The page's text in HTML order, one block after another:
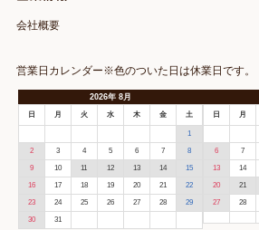
会社概要
営業日カレンダー※色のついた日は休業日です。
2026年 8月
日 月 火 水 木 金 土
1
2 3 4 5 6 7 8
9 10 11 12 13 14 15
16 17 18 19 20 21 22
23 24 25 26 27 28 29
30 31
日 月
6 7
13 14
20 21
27 28